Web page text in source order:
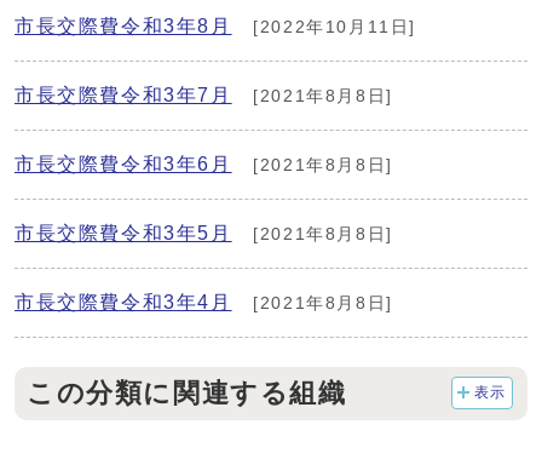
市長交際費令和3年8月 [2022年10月11日]
市長交際費令和3年7月 [2021年8月8日]
市長交際費令和3年6月 [2021年8月8日]
市長交際費令和3年5月 [2021年8月8日]
市長交際費令和3年4月 [2021年8月8日]
この分類に関連する組織 表示